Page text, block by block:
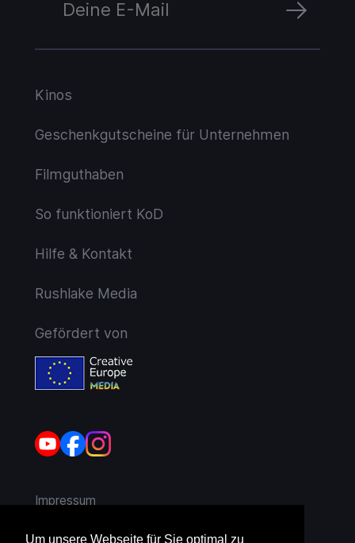
Um unsere Webseite für Sie optimal zu
Kinos
Geschenkgutscheine für Unternehmen
Filmguthaben
So funktioniert KoD
Hilfe & Kontakt
Rushlake Media
Gefördert von
Impressum
AGB